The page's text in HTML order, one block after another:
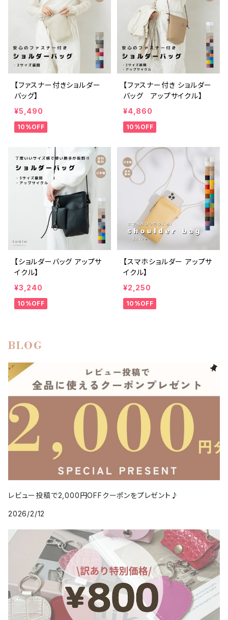
【ファスナー付きショルダー
バッグ】
¥5,490
10%OFF
【ファスナー付き ショルダー
バッグ アップサイクル】
¥4,860
10%OFF
【ショルダーバッグ アップサ
イクル】
¥3,240
10%OFF
【スマホショルダー アップサ
イクル】
¥2,250
10%OFF
BLOG
レビュー投稿で2,000円OFFクーポンをプレゼント♪
2026/2/12